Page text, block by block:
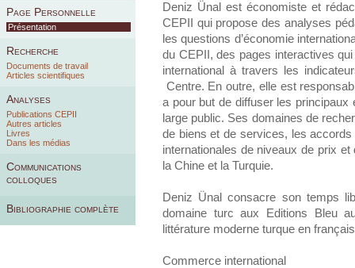
Page Personnelle
Présentation
Recherche
Documents de travail
Articles scientifiques
Analyses
Publications CEPII
Autres articles
Livres
Dans les médias
Communications
colloques
Bibliographie complète
Deniz Ünal est économiste et
CEPII qui propose des analyses
les questions d’économie
du CEPII, des pages interactives
international à travers les
Centre. En outre, elle est
a pour but de diffuser les
large public. Ses domaines de
de biens et de services, les
internationales de niveaux de prix
la Chine et la Turquie.
Deniz Ünal consacre son temps
domaine turc aux Editions Bleu
littérature moderne turque en
Commerce international